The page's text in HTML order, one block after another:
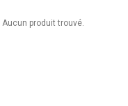
Aucun produit trouvé.